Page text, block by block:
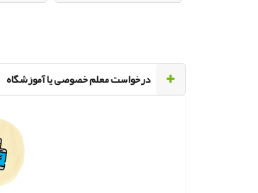
‌درخواست معلم خصوصی یا آموزشگاه